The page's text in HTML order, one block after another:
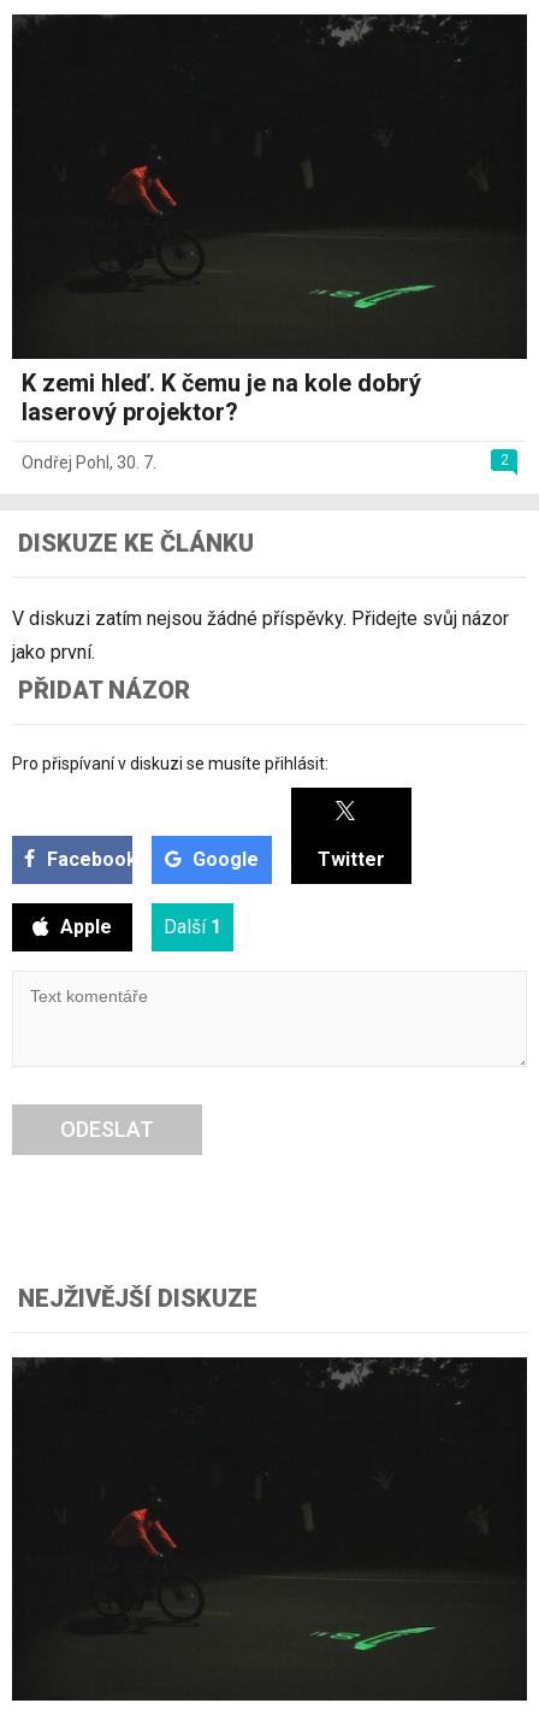
K zemi hleď. K čemu je na kole dobrý
laserový projektor?
2
Ondřej Pohl , 30. 7.
DISKUZE KE ČLÁNKU
V diskuzi zatím nejsou žádné příspěvky. Přidejte svůj názor
jako první.
PŘIDAT NÁZOR
Pro přispívaní v diskuzi se musíte přihlásit:
Facebook Google Twitter
Apple Další 1
ODESLAT
NEJŽIVĚJŠÍ DISKUZE